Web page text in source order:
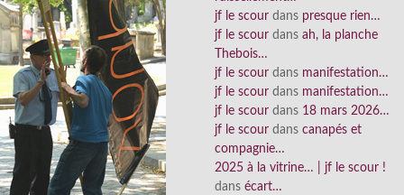
jf le scour dans presque rien…
jf le scour dans ah, la planche
Thebois…
jf le scour dans manifestation…
jf le scour dans manifestation…
jf le scour dans 18 mars 2026…
jf le scour dans canapés et
compagnie…
2025 à la vitrine… | jf le scour !
dans écart…